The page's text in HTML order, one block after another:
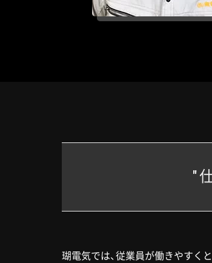
"
瑚電気では、従業員が働きやすく